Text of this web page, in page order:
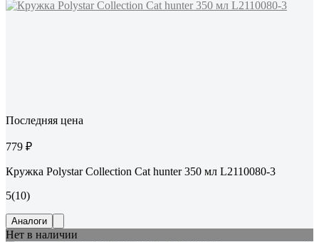
Последняя цена
779 ₽
Кружка Polystar Collection Cat hunter 350 мл L2110080-3
5(10)
Аналоги
Нет в наличии